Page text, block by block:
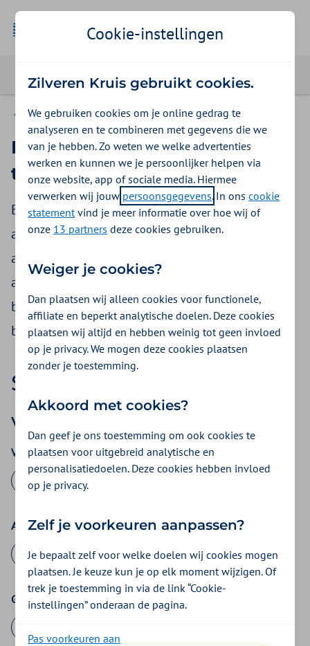
Medische zorg bij tijdelijk verblijf in Nederland
Behandeling aanvragen bij
tijdelijk verblijf in Nederland
Bij tijdelijk verblijf in Nederland moeten een
aantal behandelingen vooraf worden
aangevraagd: behandelingen die u ook zou
aanvragen voor een Nederlandse patiënt en
behandelingen voor hulpmiddelen. U vraagt de
behandeling eenvoudig met dit formulier aan.
Stap 1|
Voor wie vraagt u de machtiging aan?
Voorletters
Achternaam
Geboortedatum
Cookie-instellingen
Zilveren Kruis gebruikt cookies.
We gebruiken cookies om je online gedrag te
analyseren en te combineren met gegevens die we
van je hebben. Zo weten we welke advertenties
werken en kunnen we je persoonlijker helpen via
onze website, app of sociale media. Hiermee
verwerken wij jouw persoonsgegevens. In onscookie
statementvind je meer informatie over hoe wij of
onze 13 partners deze cookies gebruiken.
Weiger je cookies?
Dan plaatsen wij alleen cookies voor functionele,
affiliate en beperkt analytische doelen. Deze cookies
plaatsen wij altijd en hebben weinig tot geen invloed
op je privacy. We mogen deze cookies plaatsen
zonder je toestemming.
Akkoord met cookies?
Dan geef je ons toestemming om ook cookies te
plaatsen voor uitgebreid analytische en
personalisatiedoelen. Deze cookies hebben invloed
op je privacy.
Zelf je voorkeuren aanpassen?
Je bepaalt zelf voor welke doelen wij cookies mogen
plaatsen. Je keuze kun je op elk moment wijzigen. Of
trek je toestemming in via de link “Cookie-
instellingen” onderaan de pagina.
Pas voorkeuren aan